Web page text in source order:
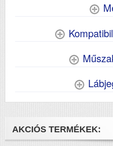
AKCIÓS TERMÉKEK: